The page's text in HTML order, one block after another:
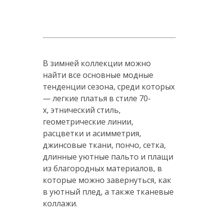
В зимней коллекции можно
найти все основные модные
тенденции сезона, среди которых
— легкие платья в стиле 70-
х, этнический стиль,
геометрические линии,
расцветки и асимметрия,
джинсовые ткани, пончо, сетка,
длинные уютные пальто и плащи
из благородных материалов, в
которые можно завернуться, как
в уютный плед, а также тканевые
коллажи.